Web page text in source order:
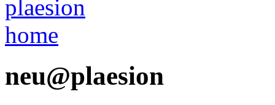
neu@plaesion